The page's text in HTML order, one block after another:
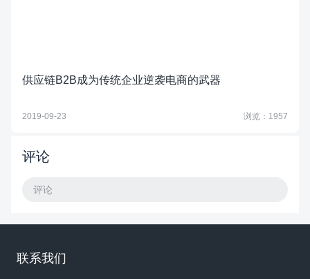
供应链B2B成为传统企业逆袭电商的武器
2019-09-23 浏览：1957
评论
评论
联系我们